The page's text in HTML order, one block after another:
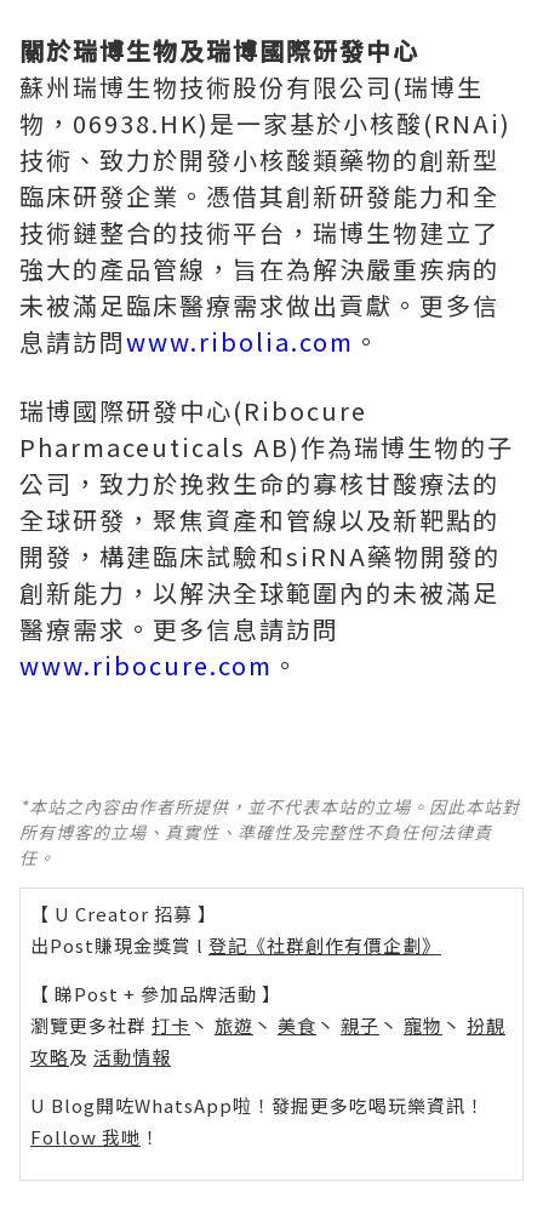
關於瑞博生物及瑞博國際研發中心
蘇州瑞博生物技術股份有限公司(瑞博生
物，06938.HK)是一家基於小核酸(RNAi)
技術、致力於開發小核酸類藥物的創新型
臨床研發企業。憑借其創新研發能力和全
技術鏈整合的技術平台，瑞博生物建立了
強大的產品管線，旨在為解決嚴重疾病的
未被滿足臨床醫療需求做出貢獻。更多信
息請訪問www.ribolia.com 。
瑞博國際研發中心(Ribocure
Pharmaceuticals AB)作為瑞博生物的子
公司，致力於挽救生命的寡核甘酸療法的
全球研發，聚焦資產和管線以及新靶點的
開發，構建臨床試驗和siRNA藥物開發的
創新能力，以解決全球範圍內的未被滿足
醫療需求。更多信息請訪問
www.ribocure.com 。
*本站之內容由作者所提供，並不代表本站的立場。因此本站對
所有博客的立場、真實性、準確性及完整性不負任何法律責
任。
【 U Creator 招募 】
出Post賺現金獎賞 l 登記《社群創作有價企劃》
【 睇Post + 參加品牌活動 】
瀏覽更多社群 打卡 丶 旅遊 丶 美食 丶 親子 丶 寵物 丶 扮靚
攻略及 活動情報
U Blog開咗WhatsApp啦！發掘更多吃喝玩樂資訊！
Follow 我哋 ！